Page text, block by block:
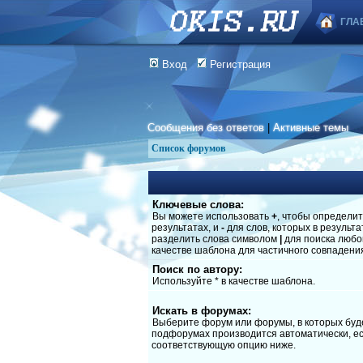
Вход Регистрация
Сообщения без ответов |Активные темы
Список форумов
Ключевые слова:
Вы можете использовать +, чтобы
результатах, и - для слов, которых в
разделить слова символом
для поиска
качестве шаблона для частичного
Поиск по автору:
Используйте * в качестве шаблона.
Искать в форумах:
Выберите форум или форумы, в которых
подфорумах производится автоматически,
соответствующую опцию ниже.